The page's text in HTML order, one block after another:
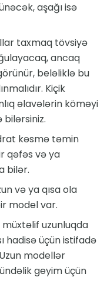
aşağı isə
taxmaq tövsiyə
ancaq
beləliklə bu
Kiçik
əlavələrin köməyi
bilərsiniz.
kəsmə təmin
qəfəs və ya
bilər.
və ya qısa ola
model var.
uzunluqda
hadisə üçün istifadə
modellər
geyim üçün